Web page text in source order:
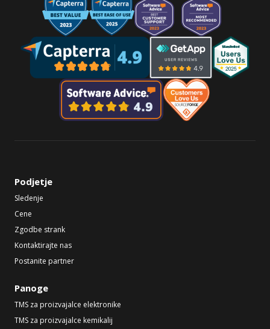
Podjetje
Sledenje
Cene
Zgodbe strank
Kontaktirajte nas
Postanite partner
Panoge
TMS za proizvajalce elektronike
TMS za proizvajalce kemikalij